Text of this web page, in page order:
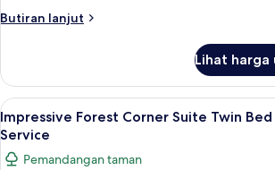
with
Butiran lanjut
Butiran
Forest
Suite
Twin
Bed
Butler
Lihat harga
Lihat
semua
foto
Peralatan
5
Impressive Forest Corner Suite Twin
Service
Pemandangan taman